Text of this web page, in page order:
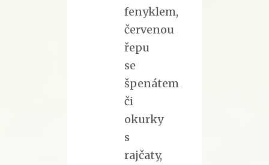
fenyklem,
červenou
řepu
se
špenátem
či
okurky
s
rajčaty,